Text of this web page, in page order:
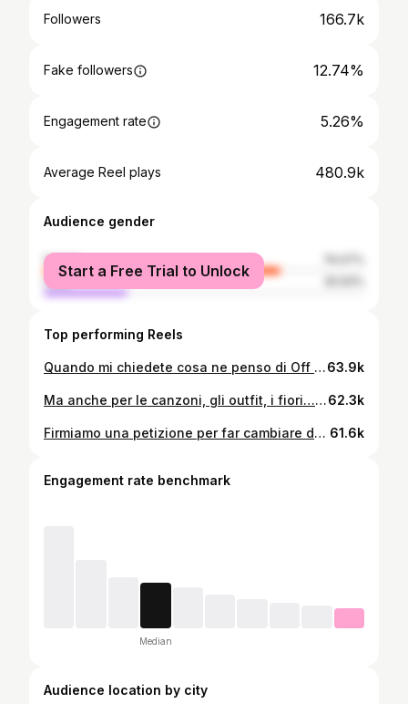
Followers 166.7k
Fake followers 12.74%
Engagement rate 5.26%
Average Reel plays 480.9k
Audience gender
female
male
Start a Free Trial to Unlock
Top performing Reels
Quando mi chiedete cosa ne penso di Off Campus: #offcampus #primevideo #garretgraham #deandilaurentis #serietv63.9k
Ma anche per le canzoni, gli outfit, i fiori… #sanremo #sanremo2026 #sanremo202762.3k
Firmiamo una petizione per far cambiare data alla partita? #sanvalentino #juve #juventus #juveinter #finoallafine @juventus @seriea 61.6k
Engagement rate benchmark
Median
Audience location by city